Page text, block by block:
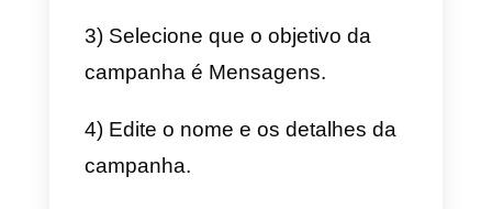
eficiente quando você gerencia
seu negócio por meio da
A diferença é notável se você a